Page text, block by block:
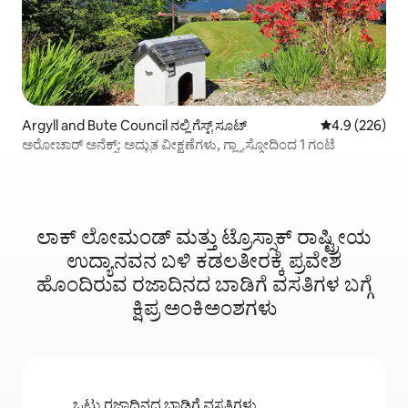
Argyll and Bute Council ನಲ್ಲಿ ಗೆಸ್ಟ್ ಸೂಟ್ 5 ರಲ್ಲಿ 4.9
4.9 (226)
ಅರೋಚಾರ್ ಅನೆಕ್ಸ್: ಅದ್ಭುತ ವೀಕ್ಷಣೆಗಳು, ಗ್ಲ್ಯಾಸ್ಗೋದಿಂದ 1 ಗಂಟೆ
ಲಾಕ್ ಲೋಮಂಡ್ ಮತ್ತು ಟ್ರೊಸ್ಸಾಕ್ ರಾಷ್ಟ್ರೀಯ
ಉದ್ಯಾನವನ ಬಳಿ ಕಡಲತೀರಕ್ಕೆ ಪ್ರವೇಶ
ಹೊಂದಿರುವ ರಜಾದಿನದ ಬಾಡಿಗೆ ವಸತಿಗಳ ಬಗ್ಗೆ
ಕ್ಷಿಪ್ರ ಅಂಕಿಅಂಶಗಳು